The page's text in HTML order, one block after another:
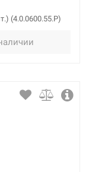
(4.0.0600.55.Р)